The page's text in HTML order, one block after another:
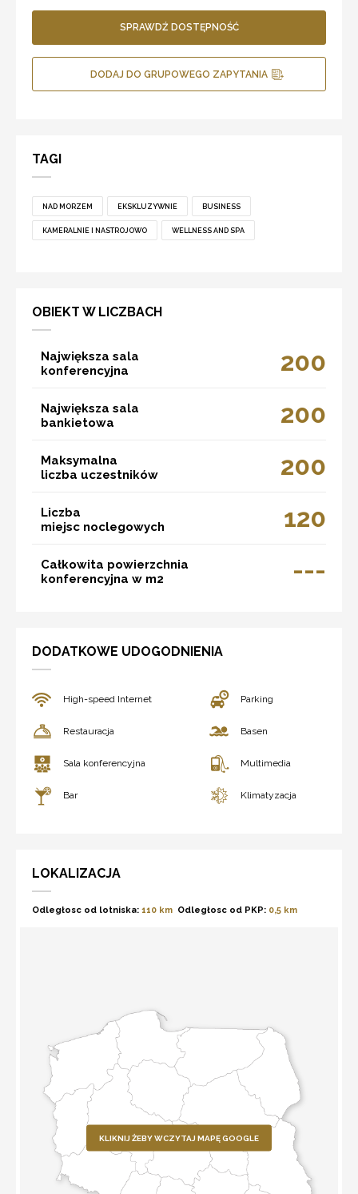
SPRAWDŹ DOSTĘPNOŚĆ
DODAJ DO GRUPOWEGO ZAPYTANIA
TAGI
NAD MORZEM EKSKLUZYWNIE BUSINESS
KAMERALNIE I NASTROJOWO WELLNESS AND SPA
OBIEKT W LICZBACH
Największa sala
konferencyjna
200
Największa sala
bankietowa
200
Maksymalna
liczba uczestników
200
Liczba
miejsc noclegowych
120
Całkowita powierzchnia
konferencyjna w m2
---
DODATKOWE UDOGODNIENIA
High-speed Internet Parking
Restauracja Basen
Sala konferencyjna Multimedia
Bar Klimatyzacja
LOKALIZACJA
Odległosc od lotniska: 110 km Odległosc od PKP: 0,5 km
KLIKNIJ ŻEBY WCZYTAJ MAPĘ GOOGLE